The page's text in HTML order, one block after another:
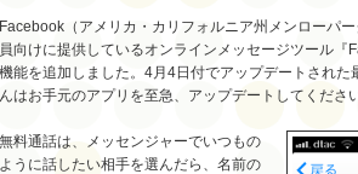
Facebook（アメリカ・カリフォルニア州メンローパ
員向けに提供しているオンラインメッセージツール
機能を追加しました。4月4日付でアップデートされた
んはお手元のアプリを至急、アップデートしてくださ
無料通話は、メッセンジャーでいつもの
ように話したい相手を選んだら、名前の